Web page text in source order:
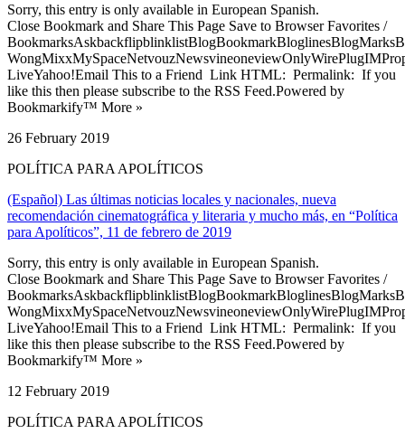
Sorry, this entry is only available in European Spanish.
Close Bookmark and Share This Page Save to Browser Favorites /
LiveYahoo!Email This to a Friend Link HTML: Permalink: If you
like this then please subscribe to the RSS Feed.Powered by
Bookmarkify™ More »
26 February 2019
POLÍTICA PARA APOLÍTICOS
(Español) Las últimas noticias locales y nacionales, nueva
recomendación cinematográfica y literaria y mucho más, en “Política
para Apolíticos”, 11 de febrero de 2019
Sorry, this entry is only available in European Spanish.
Close Bookmark and Share This Page Save to Browser Favorites /
LiveYahoo!Email This to a Friend Link HTML: Permalink: If you
like this then please subscribe to the RSS Feed.Powered by
Bookmarkify™ More »
12 February 2019
POLÍTICA PARA APOLÍTICOS